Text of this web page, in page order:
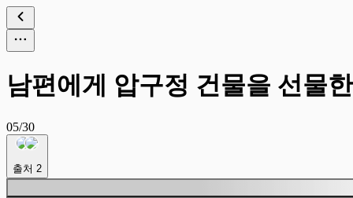
남편에게 압구정 건물을 선물
05/30
출처 2